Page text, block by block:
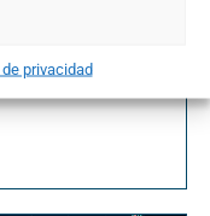
privacidad
alcista con